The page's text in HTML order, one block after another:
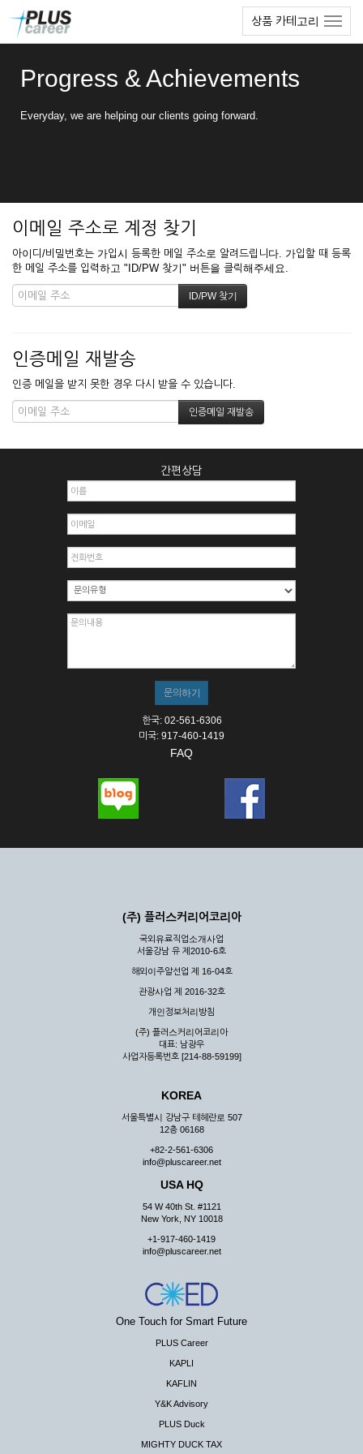
상품 카테고리
Progress & Achievements
Everyday, we are helping our clients going forward.
이메일 주소로 계정 찾기
아이디/비밀번호는 가입시 등록한 메일 주소로 알려드립니다. 가입할 때 등록
한 메일 주소를 입력하고 "ID/PW 찾기" 버튼을 클릭해주세요.
인증메일 재발송
인증 메일을 받지 못한 경우 다시 받을 수 있습니다.
간편상담
한국: 02-561-6306
미국: 917-460-1419
FAQ
(주) 플러스커리어코리아
국외유료직업소개사업
서울강남 유 제2010-6호
해외이주알선업 제 16-04호
관광사업 제 2016-32호
개인정보처리방침
(주) 플러스커리어코리아
대표: 남광우
사업자등록번호 [214-88-59199]
KOREA
서울특별시 강남구 테헤란로 507
12층 06168
+82-2-561-6306
info@pluscareer.net
USA HQ
54 W 40th St. #1121
New York, NY 10018
+1-917-460-1419
info@pluscareer.net
One Touch for Smart Future
PLUS Career
KAPLI
KAFLIN
Y&K Advisory
PLUS Duck
MIGHTY DUCK TAX